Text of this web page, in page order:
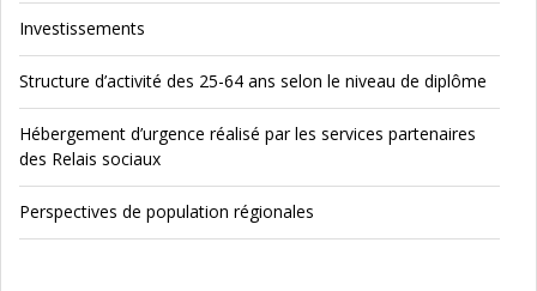
Investissements
Structure d’activité des 25-64 ans selon le niveau de diplôme
Hébergement d’urgence réalisé par les services partenaires
des Relais sociaux
Perspectives de population régionales